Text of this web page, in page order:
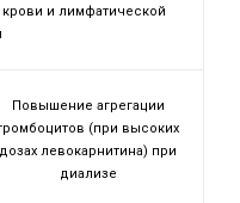
и лимфатической
Повышение агрегации
(при высоких
дозах левокарнитина) при
диализе